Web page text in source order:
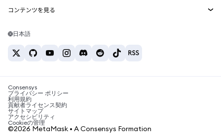
Web3サービス
サポート
キャリア
お問い合わせ
Tetherの価格
USDT→INR
BTC→INR
ETH→USDT
ETHの購入
USDTの購入
SHIBの購入
BNBの購入
コンテンツを見る
Solanaウォレット
税制関連ニュース
暗号資産の購入方法は？
ビットコインを売るには？
日本語
Consensys
プライバシー ポリシー
利用規約
貢献者ライセンス契約
サイトマップ
アクセシビリティ
Cookieの管理
©2026 MetaMask • A Consensys Formation